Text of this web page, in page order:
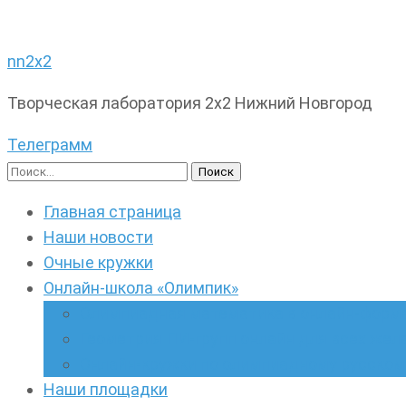
nn2x2
Творческая лаборатория 2х2 Нижний Новгород
Телеграмм
Найти:
Главная страница
Наши новости
Очные кружки
Онлайн-школа «Олимпик»
Наши площадки